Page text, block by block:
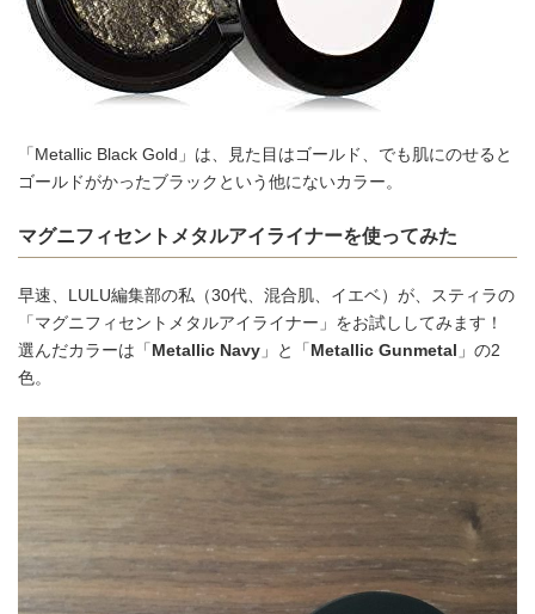
「Metallic Black Gold」は、見た目はゴールド、でも肌にのせると
ゴールドがかったブラックという他にないカラー。
マグニフィセントメタルアイライナーを使ってみた
早速、LULU編集部の私（30代、混合肌、イエベ）が、スティラの
「マグニフィセントメタルアイライナー」をお試ししてみます！
選んだカラーは「Metallic Navy 」と「Metallic Gunmetal 」の2
色。